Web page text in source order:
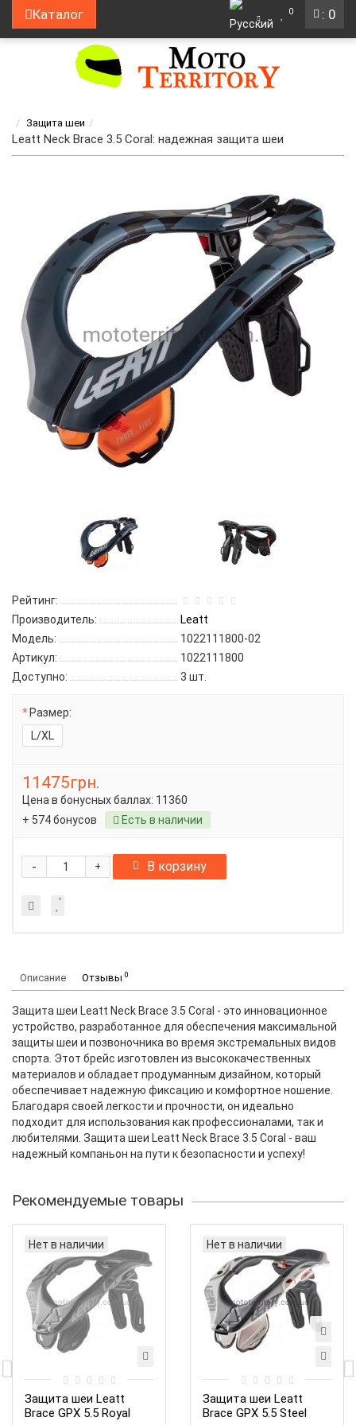
: 0
Каталог 0
Защита шеи
Leatt Neck Brace 3.5 Coral: надежная защита шеи
Рейтинг:
Производитель:
Leatt
Модель:
1022111800-02
Артикул:
1022111800
Доступно:
3 шт.
Размер:
L/XL
11475грн.
Цена в бонусных баллах: 11360
+ 574 бонусов
Есть в наличии
+
- В корзину
Описание Отзывы 0
Защита шеи Leatt Neck Brace 3.5 Coral - это инновационное
устройство, разработанное для обеспечения максимальной
защиты шеи и позвоночника во время экстремальных видов
спорта. Этот брейс изготовлен из высококачественных
материалов и обладает продуманным дизайном, который
обеспечивает надежную фиксацию и комфортное ношение.
Благодаря своей легкости и прочности, он идеально
подходит для использования как профессионалами, так и
любителями. Защита шеи Leatt Neck Brace 3.5 Coral - ваш
надежный компаньон на пути к безопасности и успеху!
Рекомендуемые товары
Нет в наличии
Защита шеи Leatt
Brace GPX 5.5 Royal
Нет в наличии
Защита шеи Leatt
Brace GPX 5.5 Steel